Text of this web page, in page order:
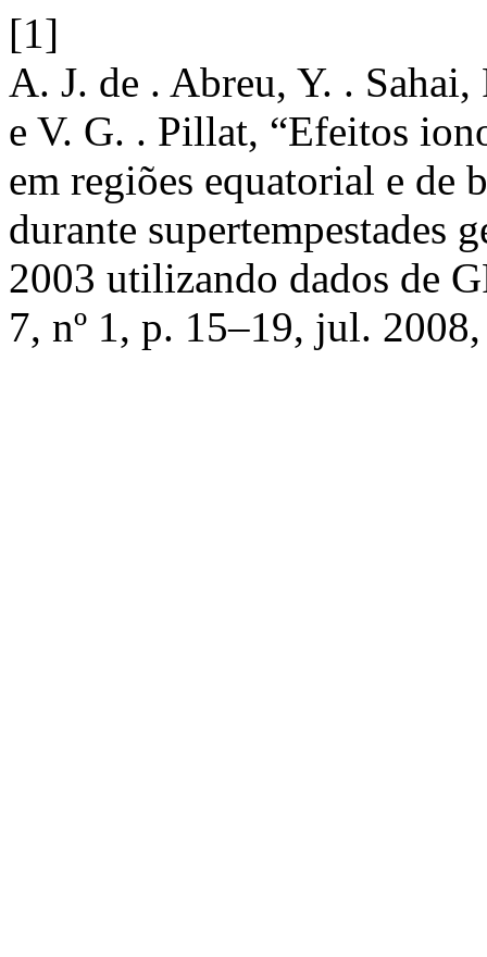
[1]
A. J. de . Abreu, Y. . Sahai,
e V. G. . Pillat, “Efeitos
em regiões equatorial e de
durante supertempestades
2003 utilizando dados de
7, nº 1, p. 15–19, jul.